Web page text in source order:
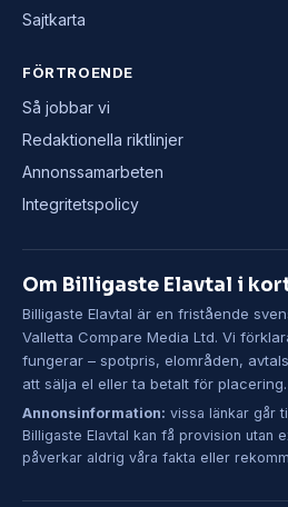
Sajtkarta
FÖRTROENDE
Så jobbar vi
Redaktionella riktlinjer
Annonssamarbeten
Integritetspolicy
Om Billigaste Elavtal i
Billigaste Elavtal är en fristående
Valletta Compare Media Ltd. Vi
fungerar – spotpris, elområden,
att sälja el eller ta betalt för placering.
Annonsinformation: vissa länkar går
Billigaste Elavtal kan få provision utan
påverkar aldrig våra fakta eller